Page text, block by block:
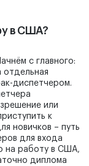
в США?
с главного:
диспетчером.
или
к
новичков – путь
для входа
на работу в США,
диплома